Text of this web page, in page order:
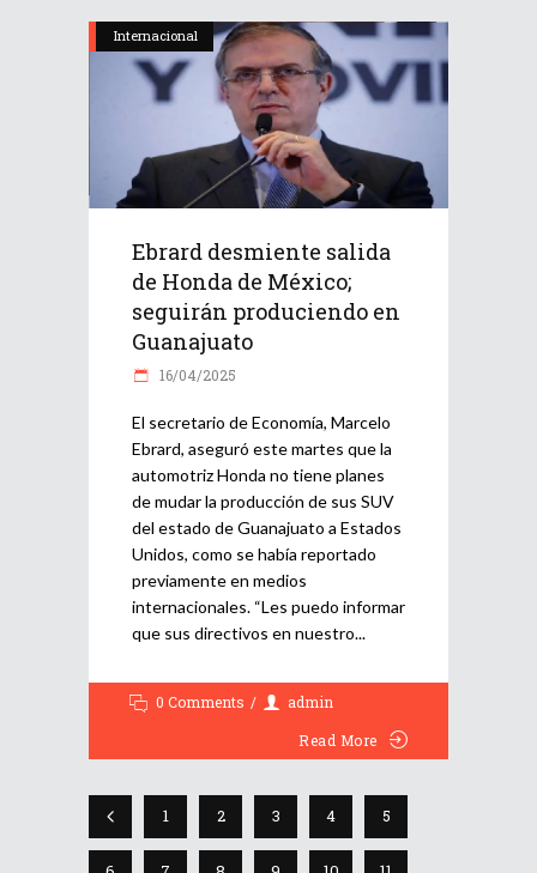
Internacional
Ebrard desmiente salida
de Honda de México;
seguirán produciendo en
Guanajuato
16/04/2025
El secretario de Economía, Marcelo
Ebrard, aseguró este martes que la
automotriz Honda no tiene planes
de mudar la producción de sus SUV
del estado de Guanajuato a Estados
Unidos, como se había reportado
previamente en medios
internacionales. “Les puedo informar
que sus directivos en nuestro
0 Comments
admin
Read More
1 2 3 4 5